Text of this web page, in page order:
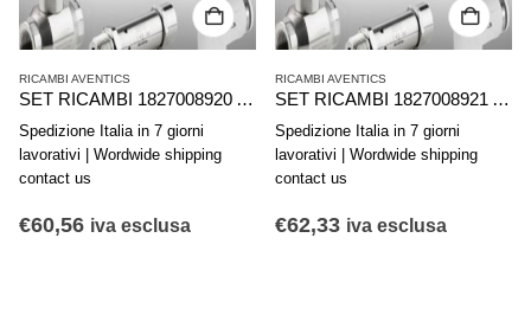
RICAMBI AVENTICS
SET RICAMBI 1827008920 AVENTICS SERIE KPZ D40
Spedizione Italia in 7 giorni
lavorativi | Wordwide shipping
contact us
€60,56 iva esclusa
RICAMBI AVENTICS
SET RICAMBI 1827008921 AVENTICS SERIE KPZ D50
Spedizione Italia in 7 giorni
lavorativi | Wordwide shipping
contact us
€62,33 iva esclusa